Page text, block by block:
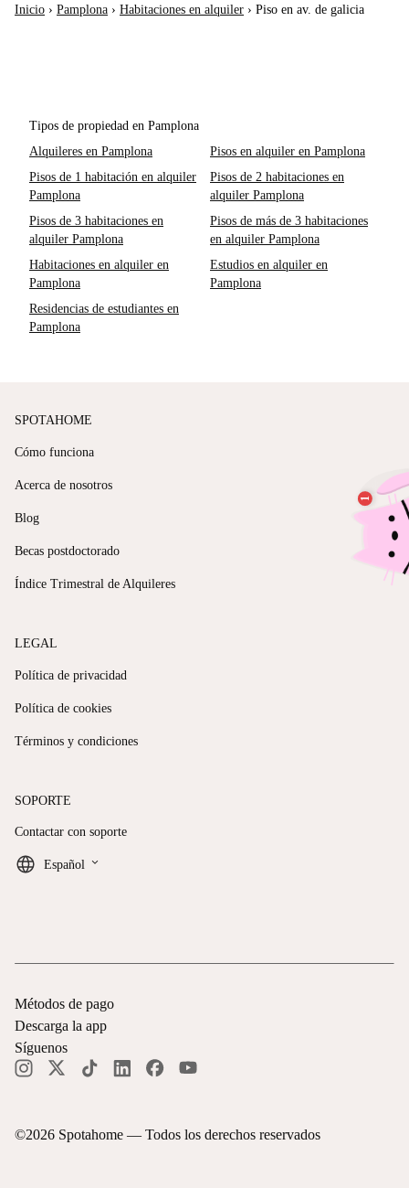
Inicio › Pamplona › Habitaciones en alquiler › Piso en av. de galicia
Tipos de propiedad en Pamplona
Alquileres en Pamplona
Pisos en alquiler en Pamplona
Pisos de 1 habitación en alquiler
Pamplona
Pisos de 2 habitaciones en
alquiler Pamplona
Pisos de 3 habitaciones en
alquiler Pamplona
Pisos de más de 3 habitaciones
en alquiler Pamplona
Habitaciones en alquiler en
Pamplona
Estudios en alquiler en
Pamplona
Residencias de estudiantes en
Pamplona
SPOTAHOME
Cómo funciona
Acerca de nosotros
Blog
Becas postdoctorado
Índice Trimestral de Alquileres
LEGAL
Política de privacidad
Política de cookies
Términos y condiciones
SOPORTE
Contactar con soporte
Español keyboard_arrow_down
©2026 Spotahome — Todos los derechos reservados
Métodos de pago
Descarga la app
Síguenos